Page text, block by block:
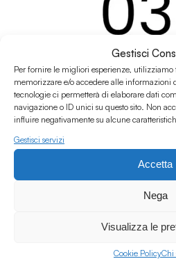
Gestisci
Per fornire le migliori esperienze,
memorizzare e/o accedere alle informazioni
tecnologie ci permetterà di elaborare dati
navigazione o ID unici su questo sito. Non
influire negativamente su alcune
Gestisci servizi
Accetta
Nega
Visualizza le
Cookie PolicyChi
Almost Black - E03S06 w/